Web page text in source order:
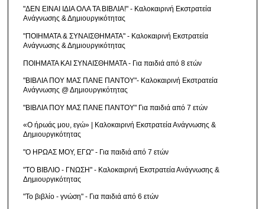
"ΔΕΝ ΕΙΝΑΙ ΙΔΙΑ ΟΛΑ ΤΑ ΒΙΒΛΙΑ!" - Καλοκαιρινή Εκστρατεία
Ανάγνωσης & Δημιουργικότητας
"ΠΟΙΗΜΑΤΑ & ΣΥΝΑΙΣΘΗΜΑΤΑ" - Καλοκαιρινή Εκστρατεία
Ανάγνωσης & Δημιουργικότητας
ΠΟΙΗΜΑΤΑ ΚΑΙ ΣΥΝΑΙΣΘΗΜΑΤΑ - Για παιδιά από 8 ετών
"ΒΙΒΛΙΑ ΠΟΥ ΜΑΣ ΠΑΝΕ ΠΑΝΤΟΥ"- Καλοκαιρινή Εκστρατεία
Ανάγνωσης @ Δημιουργικότητας
"ΒΙΒΛΙΑ ΠΟΥ ΜΑΣ ΠΑΝΕ ΠΑΝΤΟΥ" Για παιδιά από 7 ετών
«Ο ήρωάς μου, εγώ» | Καλοκαιρινή Εκστρατεία Ανάγνωσης &
Δημιουργικότητας
"Ο ΗΡΩΑΣ ΜΟΥ, ΕΓΩ" - Για παιδιά από 7 ετών
"ΤΟ ΒΙΒΛΙΟ - ΓΝΩΣΗ" - Καλοκαιρινή Εκστρατεία Ανάγνωσης &
Δημιουργικότητας
"Το βιβλίο - γνώση" - Για παιδιά από 6 ετών